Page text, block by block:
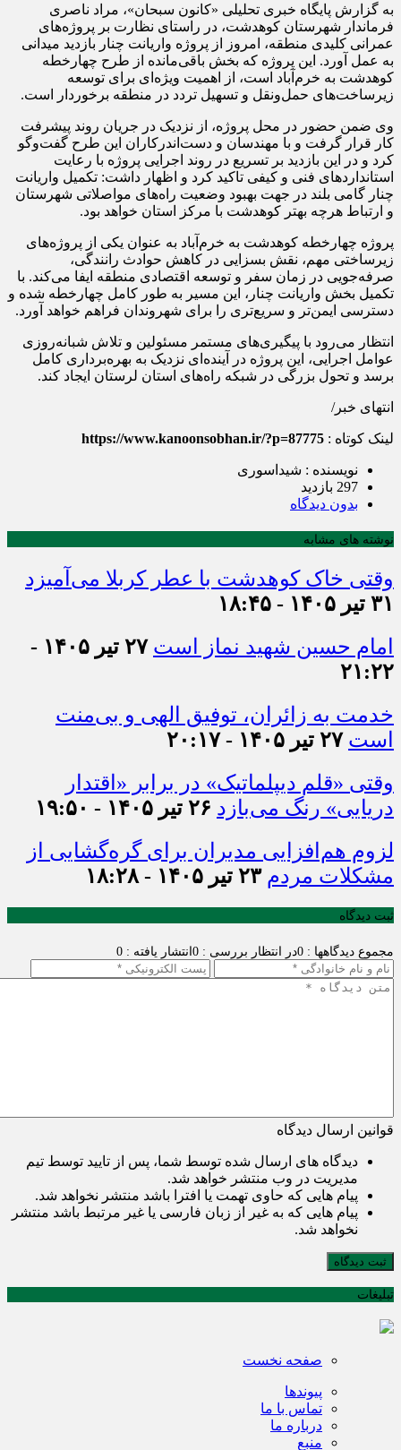
به گزارش پایگاه خبری تحلیلی «کانون سبحان»، مراد ناصری
فرماندار شهرستان کوهدشت، در راستای نظارت بر پروژه‌های
عمرانی کلیدی منطقه، امروز از پروژه واریانت چنار بازدید میدانی
به عمل آورد. این پروژه که بخش باقی‌مانده از طرح چهارخطه
کوهدشت به خرم‌آباد است، از اهمیت ویژه‌ای برای توسعه
زیرساخت‌های حمل‌ونقل و تسهیل تردد در منطقه برخوردار است.
وی ضمن حضور در محل پروژه، از نزدیک در جریان روند پیشرفت
کار قرار گرفت و با مهندسان و دست‌اندرکاران این طرح گفت‌وگو
کرد و در این بازدید بر تسریع در روند اجرایی پروژه با رعایت
استانداردهای فنی و کیفی تاکید کرد و اظهار داشت: تکمیل واریانت
چنار گامی بلند در جهت بهبود وضعیت راه‌های مواصلاتی شهرستان
و ارتباط هرچه بهتر کوهدشت با مرکز استان خواهد بود.
پروژه چهارخطه کوهدشت به خرم‌آباد به عنوان یکی از پروژه‌های
زیرساختی مهم، نقش بسزایی در کاهش حوادث رانندگی،
صرفه‌جویی در زمان سفر و توسعه اقتصادی منطقه ایفا می‌کند. با
تکمیل بخش واریانت چنار، این مسیر به طور کامل چهارخطه شده و
دسترسی ایمن‌تر و سریع‌تری را برای شهروندان فراهم خواهد آورد.
انتظار می‌رود با پیگیری‌های مستمر مسئولین و تلاش شبانه‌روزی
عوامل اجرایی، این پروژه در آینده‌ای نزدیک به بهره‌برداری کامل
برسد و تحول بزرگی در شبکه راه‌های استان لرستان ایجاد کند.
انتهای خبر/
لینک کوتاه : https://www.kanoonsobhan.ir/?p=87775
نویسنده : شیداسوری
297 بازدید
بدون دیدگاه
نوشته های مشابه
وقتی خاک کوهدشت با عطر کربلا می‌آمیزد
۳۱ تیر ۱۴۰۵ - ۱۸:۴۵
امام حسین شهید نماز است
۲۷ تیر ۱۴۰۵ -
۲۱:۲۲
خدمت به زائران، توفیق الهی و بی‌منت
است ۲۷ تیر ۱۴۰۵ - ۲۰:۱۷
وقتی «قلم دیپلماتیک» در برابر «اقتدار
دریایی» رنگ می‌بازد ۲۶ تیر ۱۴۰۵ - ۱۹:۵۰
لزوم هم‌افزایی مدیران برای گره‌گشایی از
مشکلات مردم ۲۳ تیر ۱۴۰۵ - ۱۸:۲۸
ثبت دیدگاه
مجموع دیدگاهها : 0 در انتظار بررسی : 0 انتشار یافته : 0
قوانین ارسال دیدگاه
دیدگاه های ارسال شده توسط شما، پس از تایید توسط تیم
مدیریت در وب منتشر خواهد شد.
پیام هایی که حاوی تهمت یا افترا باشد منتشر نخواهد شد.
پیام هایی که به غیر از زبان فارسی یا غیر مرتبط باشد منتشر
نخواهد شد.
ثبت دیدگاه
تبلیغات
صفحه نخست
پیوندها
تماس با ما
درباره ما
منبع